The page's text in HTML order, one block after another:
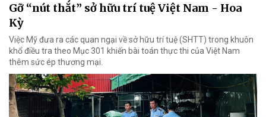
Gỡ “nút thắt” sở hữu trí tuệ Việt Nam - Hoa
Kỳ
Việc Mỹ đưa ra các quan ngại về sở hữu trí tuệ (SHTT) trong khuôn
khổ điều tra theo Mục 301 khiến bài toán thực thi của Việt Nam
thêm sức ép thương mại.